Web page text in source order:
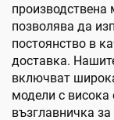
производствена
позволява да
постоянство в
доставка.
включват
модели с висока
възглавничка